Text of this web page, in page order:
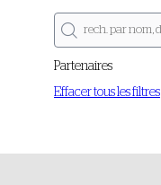
Partenaires
Effacer tous les filtres